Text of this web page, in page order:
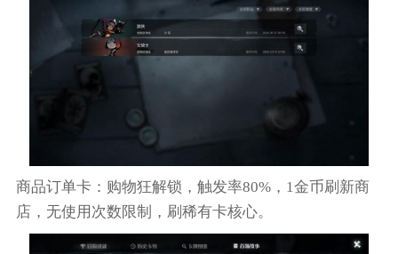
商品订单卡：购物狂解锁，触发率80%，1金币刷新商
店，无使用次数限制，刷稀有卡核心。